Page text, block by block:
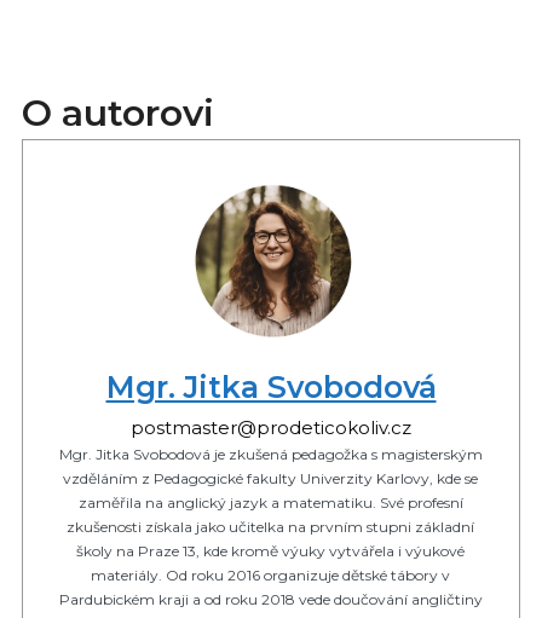
O autorovi
Mgr. Jitka Svobodová
postmaster@prodeticokoliv.cz
Mgr. Jitka Svobodová je zkušená pedagožka s magisterským
vzděláním z Pedagogické fakulty Univerzity Karlovy, kde se
zaměřila na anglický jazyk a matematiku. Své profesní
zkušenosti získala jako učitelka na prvním stupni základní
školy na Praze 13, kde kromě výuky vytvářela i výukové
materiály. Od roku 2016 organizuje dětské tábory v
Pardubickém kraji a od roku 2018 vede doučování angličtiny